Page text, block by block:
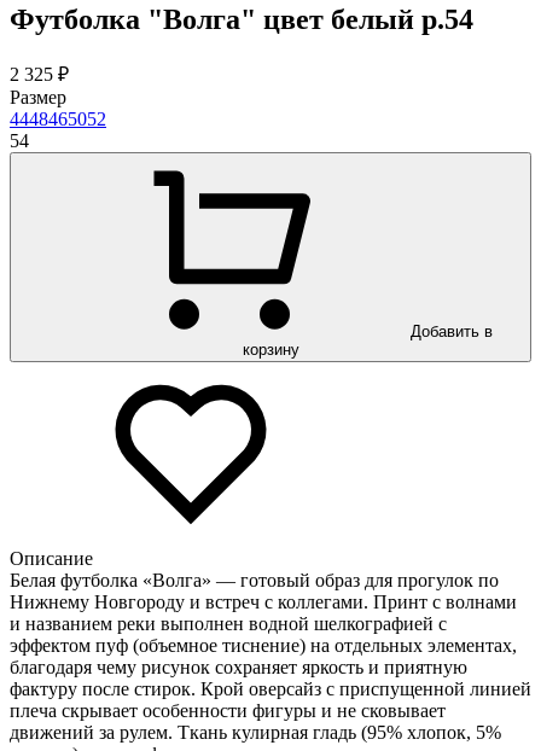
Футболка "Волга" цвет белый р.54
2 325 ₽
Размер
4448465052
54
Добавить в
корзину
Описание
Белая футболка «Волга» — готовый образ для прогулок по
Нижнему Новгороду и встреч с коллегами. Принт с волнами
и названием реки выполнен водной шелкографией с
эффектом пуф (объемное тиснение) на отдельных элементах,
благодаря чему рисунок сохраняет яркость и приятную
фактуру после стирок. Крой оверсайз с приспущенной линией
плеча скрывает особенности фигуры и не сковывает
движений за рулем. Ткань кулирная гладь (95% хлопок, 5%